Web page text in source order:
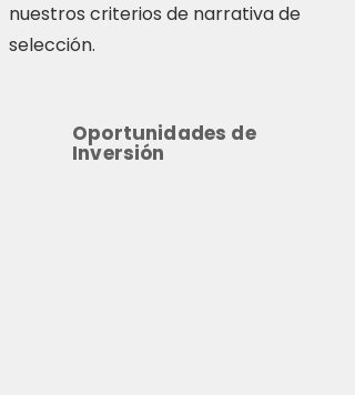
nuestros criterios de narrativa de
selección.
Oportunidades de
Inversión